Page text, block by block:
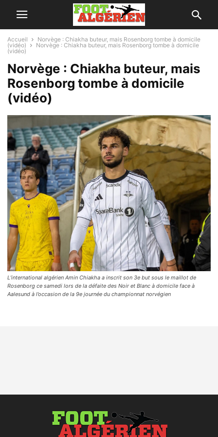
Accueil
Norvège : Chiakha buteur, mais Rosenborg tombe à domicile
(vidéo)
Norvège : Chiakha buteur, mais Rosenborg tombe à domicile
(vidéo)
Norvège : Chiakha buteur, mais
Rosenborg tombe à domicile
(vidéo)
L’international algérien Amin Chiakha a inscrit son 3e but sous le maillot de
Rosenborg ce samedi lors de la défaite des Noir et Blanc à domicile face à
Aalesund à l’occasion de la 9e journée du championnat norvégien